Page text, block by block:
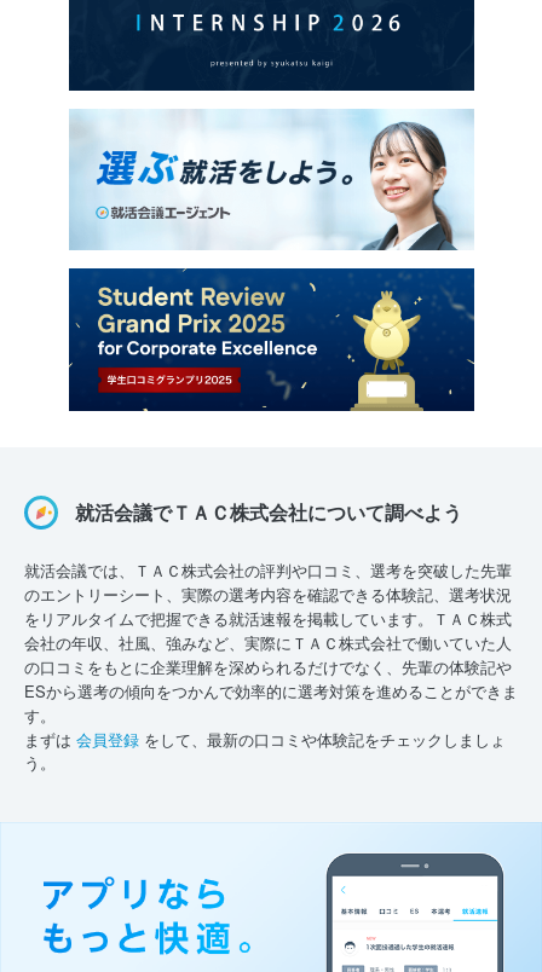
就活会議でＴＡＣ株式会社について調べよう
就活会議では、ＴＡＣ株式会社の評判や口コミ、選考を突破した先輩
のエントリーシート、実際の選考内容を確認できる体験記、選考状況
をリアルタイムで把握できる就活速報を掲載しています。ＴＡＣ株式
会社の年収、社風、強みなど、実際にＴＡＣ株式会社で働いていた人
の口コミをもとに企業理解を深められるだけでなく、先輩の体験記や
ESから選考の傾向をつかんで効率的に選考対策を進めることができま
す。
まずは 会員登録 をして、最新の口コミや体験記をチェックしましょ
う。